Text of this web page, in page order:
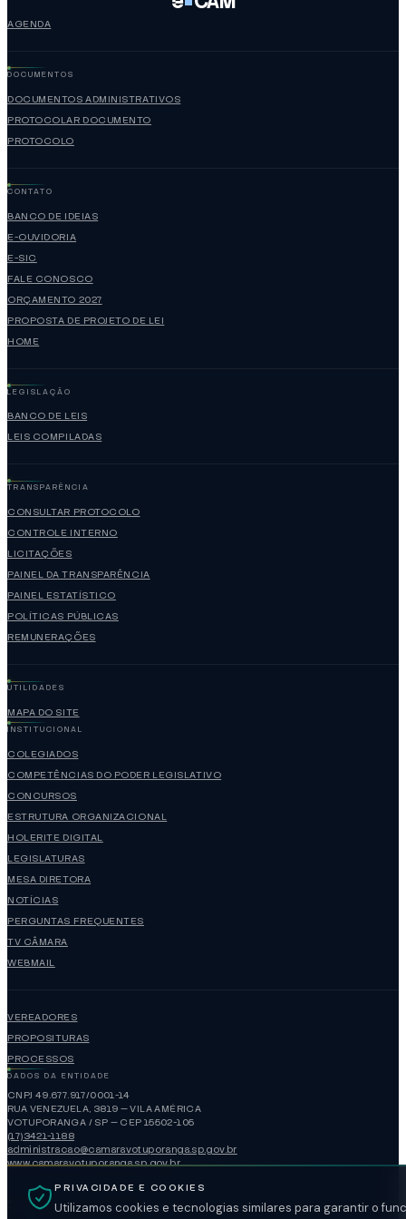
AGENDA
DOCUMENTOS
DOCUMENTOS ADMINISTRATIVOS
PROTOCOLAR DOCUMENTO
PROTOCOLO
CONTATO
BANCO DE IDEIAS
E-OUVIDORIA
E-SIC
FALE CONOSCO
ORÇAMENTO 2027
PROPOSTA DE PROJETO DE LEI
HOME
LEGISLAÇÃO
BANCO DE LEIS
LEIS COMPILADAS
TRANSPARÊNCIA
CONSULTAR PROTOCOLO
CONTROLE INTERNO
LICITAÇÕES
PAINEL DA TRANSPARÊNCIA
PAINEL ESTATÍSTICO
POLÍTICAS PÚBLICAS
REMUNERAÇÕES
UTILIDADES
MAPA DO SITE
INSTITUCIONAL
COLEGIADOS
COMPETÊNCIAS DO PODER LEGISLATIVO
CONCURSOS
ESTRUTURA ORGANIZACIONAL
HOLERITE DIGITAL
LEGISLATURAS
MESA DIRETORA
NOTÍCIAS
PERGUNTAS FREQUENTES
TV CÂMARA
WEBMAIL
VEREADORES
PROPOSITURAS
PROCESSOS
DADOS DA ENTIDADE
CNPJ 49.677.917/0001-14
RUA VENEZUELA, 3819 — VILA AMÉRICA
VOTUPORANGA / SP — CEP 15502-105
(17)3421-1188
administracao@camaravotuporanga.sp.gov.br
www.camaravotuporanga.sp.gov.br
HORÁRIO DE FUNCIONAMENTO
PRIVACIDADE E COOKIES
Utilizamos cookies e tecnologias similares para garantir o